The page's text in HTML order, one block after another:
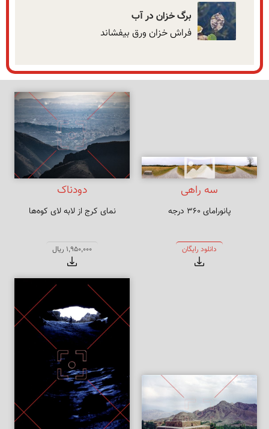
برگ خزان در آب
فراش خزان ورق بیفشاند
سه راهی
پانورامای ۳۶۰ درجه
دانلود رایگان
دودناک
نمای کرج از لابه لای کوه‌ها
1,950,000 ریال